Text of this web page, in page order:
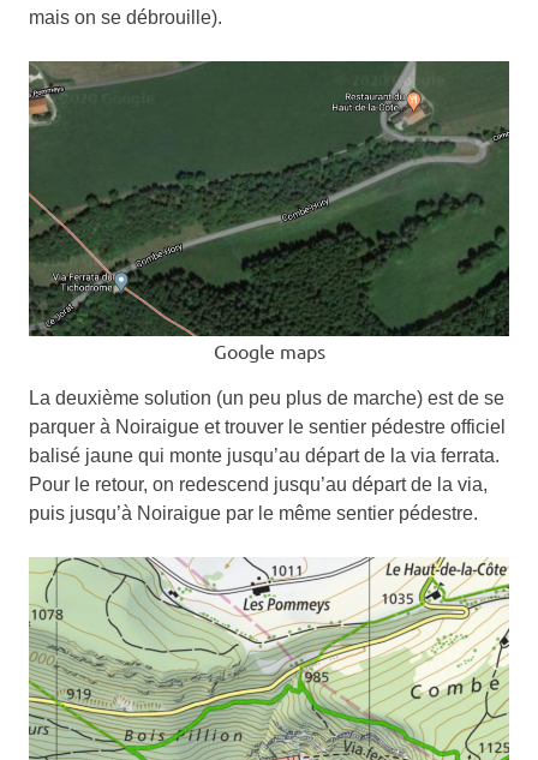
mais on se débrouille).
Google maps
La deuxième solution (un peu plus de marche) est de se
parquer à Noiraigue et trouver le sentier pédestre officiel
balisé jaune qui monte jusqu’au départ de la via ferrata.
Pour le retour, on redescend jusqu’au départ de la via,
puis jusqu’à Noiraigue par le même sentier pédestre.